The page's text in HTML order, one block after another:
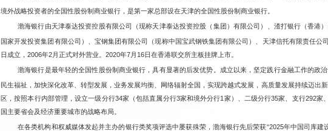
境外战略投资者的全国性股份制商业银行，是第一家总部设在天津的全国性股份制商业银行。
渤海银行由天津泰达投资控股有限公司 （现称天津泰达投资控股（集团）有限公司） 、渣打银行（香港
国家开发投资集团有限公司）、宝钢集团有限公司（现称中国宝武钢铁集团有限公司）、天津信托有限责任公
日成立，2006年2月正式对外营业。2020年7月16日在香港联交所主板挂牌上市。
渤海银行是最年轻的全国性股份制商业银行，具有显著的后发优势。成立以来，坚定践行金融工作的政
民生福祉，加快深化改革、转型发展，业务发展均衡、网络辐射全国，实现跨越式发展，高质量发展持续迈出
区，按照本行内部管理，设立一级分行34家（包括直属分行3家和境外分行1家）、二级分行35家、支行292家
国主要省会及经济重要城市的战略布局。
在各类机构和权威媒体发起并主办的银行类奖项评选中屡获殊荣，渤海银行先后荣获“2025年中国司库建